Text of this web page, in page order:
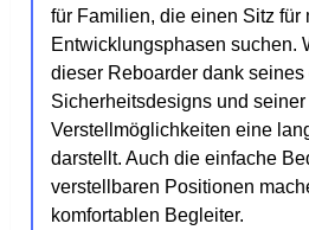
für Familien, die einen Sitz für
Entwicklungsphasen suchen.
dieser Reboarder dank seines
Sicherheitsdesigns und seiner
Verstellmöglichkeiten eine
darstellt. Auch die einfache
verstellbaren Positionen
komfortablen Begleiter.